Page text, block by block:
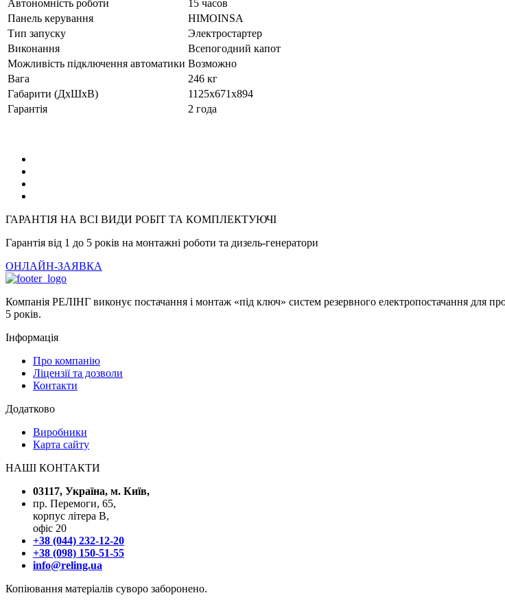
Автономність роботи
15 часов
Панель керування
HIMOINSA
Тип запуску
Электростартер
Виконання
Всепогодний капот
Можливість підключення автоматики Возможно
Вага
246 кг
Габарити (ДхШхВ)
1125x671x894
Гарантія
2 года
ГАРАНТІЯ НА ВСІ ВИДИ РОБІТ ТА КОМПЛЕКТУЮЧІ
Гарантія від 1 до 5 років на монтажні роботи та дизель-генератори
ОНЛАЙН-ЗАЯВКА
Компанія РЕЛІНГ виконує постачання і монтаж «під ключ» систем резервного електропостачання для
5 років.
Інформація
Про компанію
Ліцензії та дозволи
Контакти
Додатково
Виробники
Карта сайту
НАШІ КОНТАКТИ
03117, Україна, м. Київ,
пр. Перемоги, 65,
корпус літера В,
офіс 20
+38 (044) 232-12-20
+38 (098) 150-51-55
info@reling.ua
Копіювання матеріалів суворо заборонено.